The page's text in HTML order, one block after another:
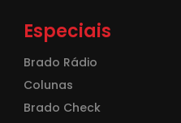
Especiais
Brado Rádio
Colunas
Brado Check